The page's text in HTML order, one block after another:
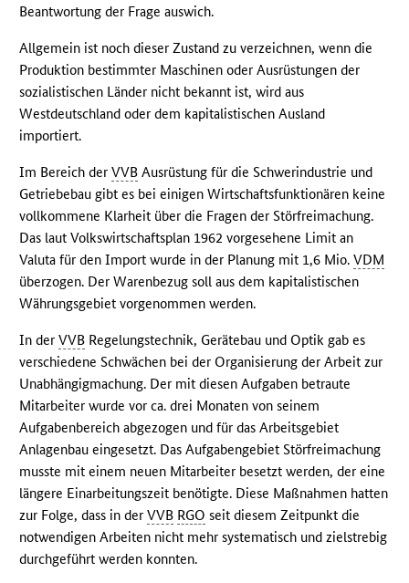
Beantwortung der Frage auswich.
Allgemein ist noch dieser Zustand zu verzeichnen, wenn die
Produktion bestimmter Maschinen oder Ausrüstungen der
sozialistischen Länder nicht bekannt ist, wird aus
Westdeutschland oder dem kapitalistischen Ausland
importiert.
Im Bereich derVVB Ausrüstung für die Schwerindustrie und
Getriebebau gibt es bei einigen Wirtschaftsfunktionären keine
vollkommene Klarheit über die Fragen der Störfreimachung.
Das laut Volkswirtschaftsplan 1962 vorgesehene Limit an
Valuta für den Import wurde in der Planung mit 1,6 Mio.VDM
überzogen. Der Warenbezug soll aus dem kapitalistischen
Währungsgebiet vorgenommen werden.
In derVVB Regelungstechnik, Gerätebau und Optik gab es
verschiedene Schwächen bei der Organisierung der Arbeit zur
Unabhängigmachung. Der mit diesen Aufgaben betraute
Mitarbeiter wurde vor ca. drei Monaten von seinem
Aufgabenbereich abgezogen und für das Arbeitsgebiet
Anlagenbau eingesetzt. Das Aufgabengebiet Störfreimachung
musste mit einem neuen Mitarbeiter besetzt werden, der eine
längere Einarbeitungszeit benötigte. Diese Maßnahmen hatten
zur Folge, dass in derVVB RGO seit diesem Zeitpunkt die
notwendigen Arbeiten nicht mehr systematisch und zielstrebig
durchgeführt werden konnten.